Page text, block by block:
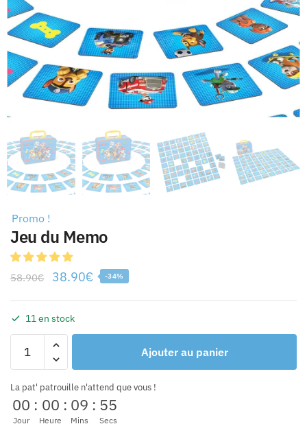
Promo !
Jeu du Memo
58.90€ 38.90€ -34%
11 en stock
Ajouter au panier
La pat' patrouille n'attend que vous !
00
Jour
: 00
Heure
: 09
Mins
: 54
Secs